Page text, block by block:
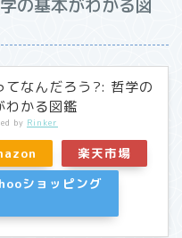
の基本がわかる図
てなんだろう?: 哲学の
わかる図鑑
by Rinker
楽天市場
ショッピング